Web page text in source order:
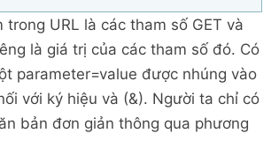
trong URL là các tham số GET và
là giá trị của các tham số đó. Có
parameter=value được nhúng vào
với ký hiệu và (&). Người ta chỉ có
bản đơn giản thông qua phương